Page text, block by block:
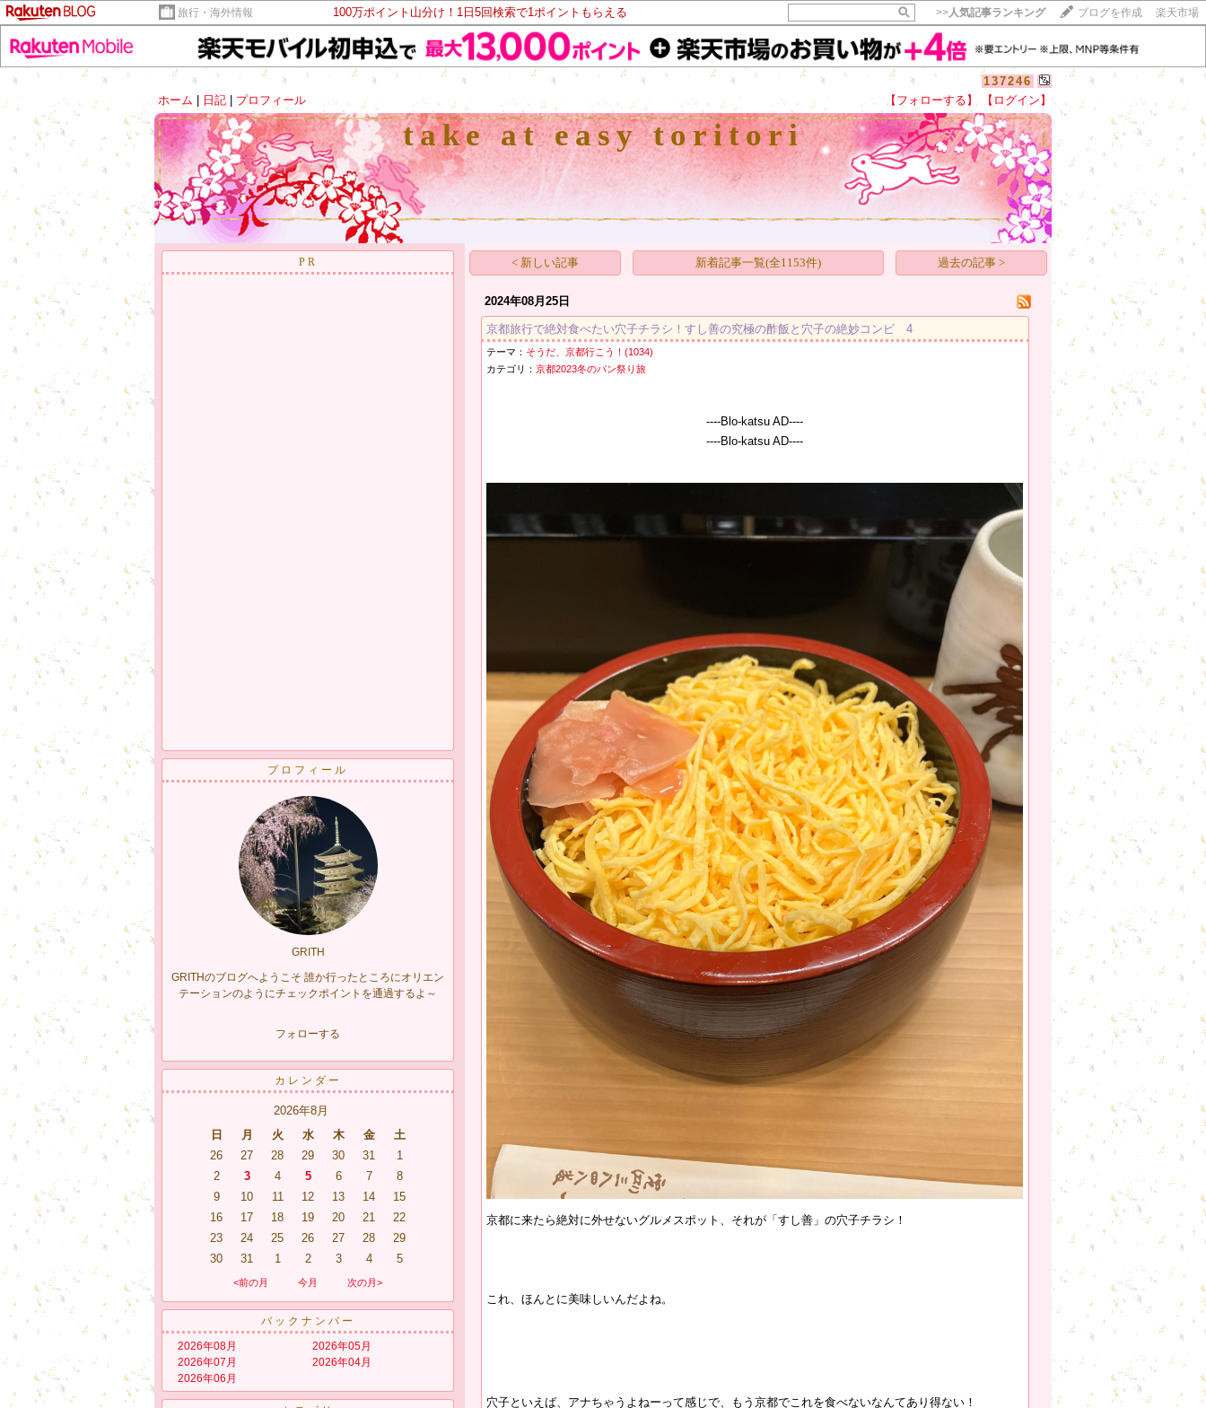
旅行・海外情報 100万ポイント山分け！1日5回検索で1ポイントもらえる >>人気記事ランキング ブログを作成 楽天市場
137246
ホーム
日記 プロフィール 【フォローする】 【ログイン】
take at easy toritori
【毎日開催】
15記事にいいね！で1ポイント
10秒滞在
いいね!
PR
プロフィール
GRITH
GRITHのブログへようこそ 誰か行ったところにオリエン
テーションのようにチェックポイントを通過するよ～
フォローする
カレンダー
2026年8月
日
月 火 水 木 金
土
26
27 28 29 30 31
1
2
3 4 5 6 7
8
9
10 11 12 13 14
15
16
17 18 19 20 21
22
23
24 25 26 27 28
29
30
31 1 2 3 4 5
<前の月 今月 次の月>
バックナンバー
2026年08月
2026年07月
2026年06月
2026年05月
2026年04月
< 新しい記事 新着記事一覧(全1153件) 過去の記事 >
2024年08月25日
京都旅行で絶対食べたい穴子チラシ！すし善の究極の酢飯と穴子の絶妙コンビ 4
テーマ： そうだ、京都行こう！(1034)
カテゴリ：京都2023冬のパン祭り旅
----Blo-katsu AD----
----Blo-katsu AD----
京都に来たら絶対に外せないグルメスポット、それが「すし善」の穴子チラシ！
これ、ほんとに美味しいんだよね。
穴子といえば、アナちゃうよねーって感じで、もう京都でこれを食べないなんてあり得ない！